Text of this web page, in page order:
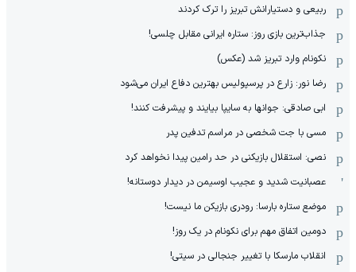
ربیعی و دستیارانش تبریز را ترک کردند
جذاب‌ترین بازی روز: ستاره ایرانی مقابل چلسی!
نکونام وارد تبریز شد (عکس)
رضا نور: زارع در پرسپولیس بهترین دفاع ایران می‌شود
ابی صادقی: جوانها به سایپا بیایند و پیشرفت کنند!
مسی با جت شخصی در مراسم تدفین پدر
نصی: استقلال بازیکنی در حد رامین پیدا نخواهد کرد
عصبانیت شدید و عجیب اوسیمن در دیدار دوستانه!
موضع ستاره بارسا: رودری بازیکن ما نیست!
دومین اتفاق مهم برای نکونام در یک روز!
انقلاب مارسکا با تغییر جنجالی در سیتی!